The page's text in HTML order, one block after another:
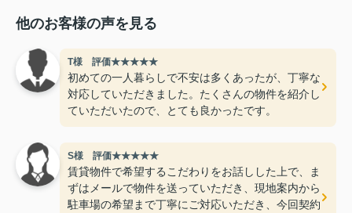
他のお客様の声を見る
T様 評価★★★★★
初めての一人暮らしで不安は多くあったが、丁寧な
対応していただきました。たくさんの物件を紹介し
ていただいたので、とても良かったです。
S様 評価★★★★★
賃貸物件で希望するこだわりをお話しした上で、ま
ずはメールで物件を送っていただき、現地案内から
駐車場の希望まで丁寧にご対応いただき、今回契約